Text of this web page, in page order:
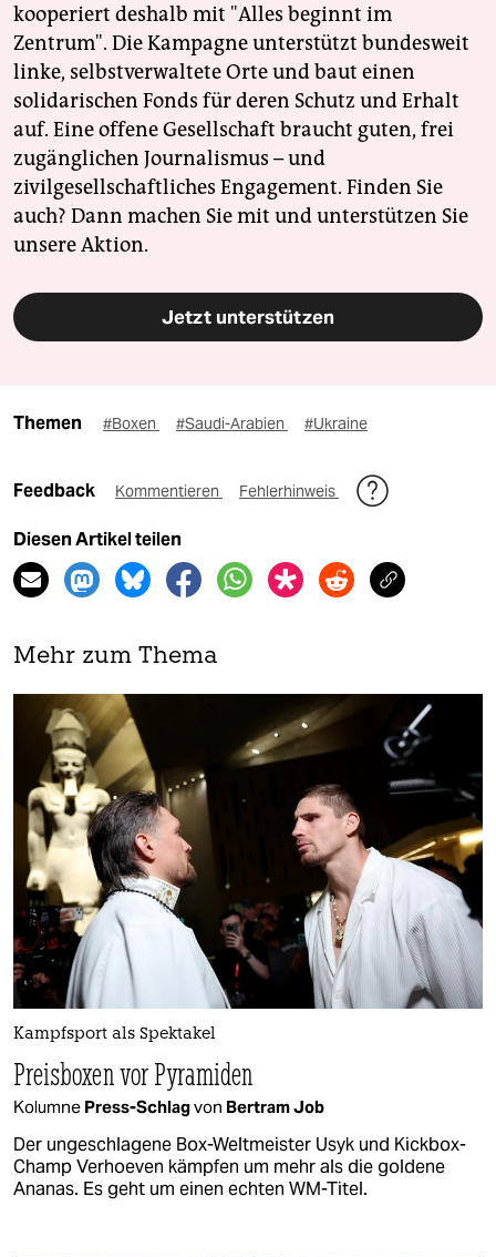
kooperiert deshalb mit "Alles beginnt im
Zentrum". Die Kampagne unterstützt bundesweit
linke, selbstverwaltete Orte und baut einen
solidarischen Fonds für deren Schutz und Erhalt
auf. Eine offene Gesellschaft braucht guten, frei
zugänglichen Journalismus – und
zivilgesellschaftliches Engagement. Finden Sie
auch? Dann machen Sie mit und unterstützen Sie
unsere Aktion.
Jetzt unterstützen
Themen #Boxen #Saudi-Arabien #Ukraine
Feedback Kommentieren Fehlerhinweis
Diesen Artikel teilen
Mehr zum Thema
Kampfsport als Spektakel
Preisboxen vor Pyramiden
Kolumne Press-Schlagvon Bertram Job
Der ungeschlagene Box-Weltmeister Usyk und Kickbox-
Champ Verhoeven kämpfen um mehr als die goldene
Ananas. Es geht um einen echten WM-Titel.